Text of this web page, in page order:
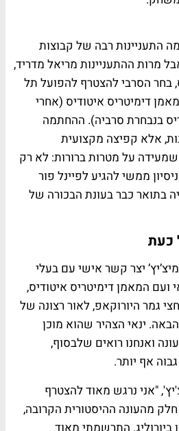
התעניינות רבה של קבוצות
מרות ההתעניינות מריאל מדריד,
בחר הסרבי להצטרף להפועל תל
דימיטריס איטודיס (אחרי
בנבחרת סרביה). ההחתמה
אלא קפיצה מקצועית
על מטרות ברורות: לא רק
ממשי להגיע לפיינל פור
בתואר כבר בעונת הבכורה של
כעת
יצר קשר אישי עם בעלי
ועם המאמן דימיטריס איטודיס,
גמר היורוקאפ, לאור רצונה של
ינאי הצהיר שהוא מוכן
דולר לעונה ואנחנו רואים שלבסוף,
אף יותר.
"אני נרגש מאוד להצטרף
מהעונה ההיסטורית הקרובה,